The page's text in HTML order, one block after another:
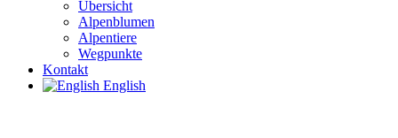
Übersicht
Alpenblumen
Alpentiere
Wegpunkte
Kontakt
English